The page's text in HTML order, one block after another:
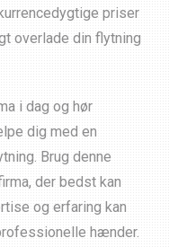
priser
overlade din flytning
i dag og hør
dig med en
Brug denne
der bedst kan
og erfaring kan
hænder.